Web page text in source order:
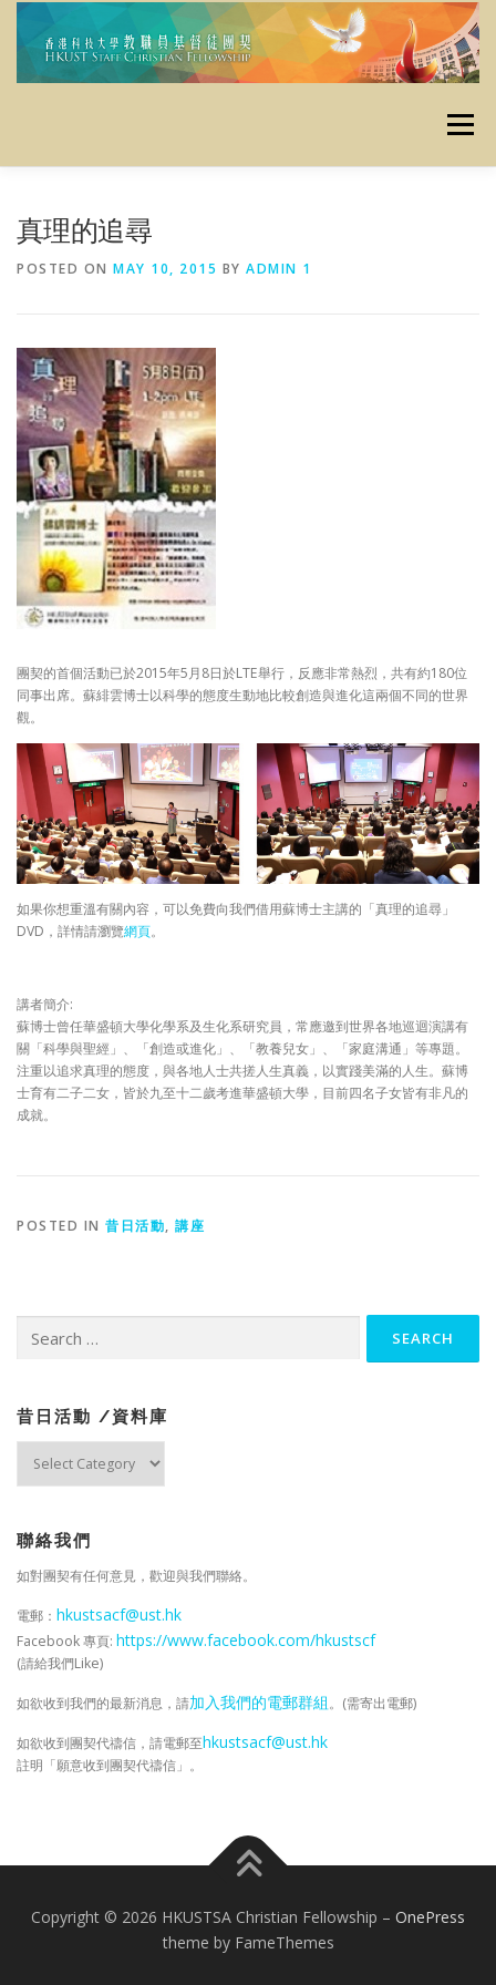
content
Menu
真理的追尋
POSTED ON MAY 10, 2015 BY ADMIN 1
團契的首個活動已於2015年5月8日於LTE舉行，反應非常熱烈，共有約180位
同事出席。蘇緋雲博士以科學的態度生動地比較創造與進化這兩個不同的世界
觀。
如果你想重溫有關內容，可以免費向我們借用蘇博士主講的「真理的追尋」
DVD，詳情請瀏覽網頁。
講者簡介:
蘇博士曾任華盛頓大學化學系及生化系研究員，常應邀到世界各地巡迴演講有
關「科學與聖經」、「創造或進化」、「教養兒女」、「家庭溝通」等專題。
注重以追求真理的態度，與各地人士共搓人生真義，以實踐美滿的人生。蘇博
士育有二子二女，皆於九至十二歲考進華盛頓大學，目前四名子女皆有非凡的
成就。
POSTED IN 昔日活動, 講座
for:
昔日活動 /資料庫
/
料
庫
聯絡我們
如對團契有任何意見，歡迎與我們聯絡。
電郵： hkustsacf@ust.hk
Facebook 專頁: https://www.facebook.com/hkustscf
(請給我們Like)
如欲收到我們的最新消息，請加入我們的電郵群組。(需寄出電郵)
如欲收到團契代禱信，請電郵至hkustsacf@ust.hk
註明「願意收到團契代禱信」。
Copyright © 2026 HKUSTSA Christian Fellowship – OnePress
theme by FameThemes